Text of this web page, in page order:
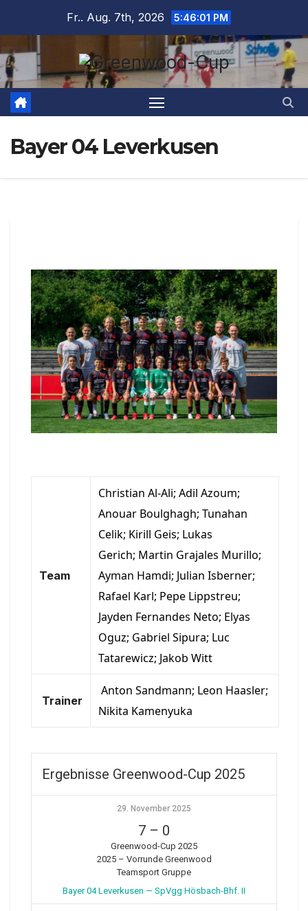
Fr.. Aug. 7th, 2026 5:46:02 PM
Bayer 04 Leverkusen
Team
Christian Al-Ali; Adil Azoum;
Anouar Boulghagh; Tunahan
Celik; Kirill Geis; Lukas
Gerich; Martin Grajales Murillo;
Ayman Hamdi; Julian Isberner;
Rafael Karl; Pepe Lippstreu;
Jayden Fernandes Neto; Elyas
Oguz; Gabriel Sipura; Luc
Tatarewicz; Jakob Witt
Trainer
Anton Sandmann; Leon Haasler;
Nikita Kamenyuka
Ergebnisse Greenwood-Cup 2025
29. November 2025
7 – 0
Greenwood-Cup 2025
2025 – Vorrunde Greenwood
Teamsport Gruppe
Bayer 04 Leverkusen — SpVgg Hösbach-Bhf. II